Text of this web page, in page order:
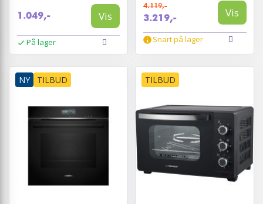
1.049,- Vis
På lager
4.119,-
3.219,- Vis
Snart på lager
NY TILBUD TILBUD